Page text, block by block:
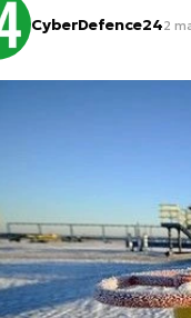
CyberDefence242